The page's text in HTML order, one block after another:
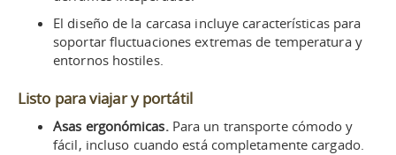
El diseño de la carcasa incluye características para
soportar fluctuaciones extremas de temperatura y
entornos hostiles.
Listo para viajar y portátil
Asas ergonómicas.Para un transporte cómodo y
fácil, incluso cuando está completamente cargado.